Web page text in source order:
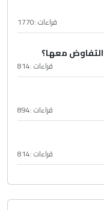
قراءات :1770
معها؟
قراءات :814
قراءات :894
قراءات :814